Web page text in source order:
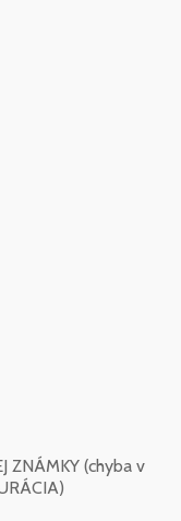
ZNÁMKY (chyba v